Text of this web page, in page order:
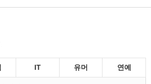
IT 유머 연예